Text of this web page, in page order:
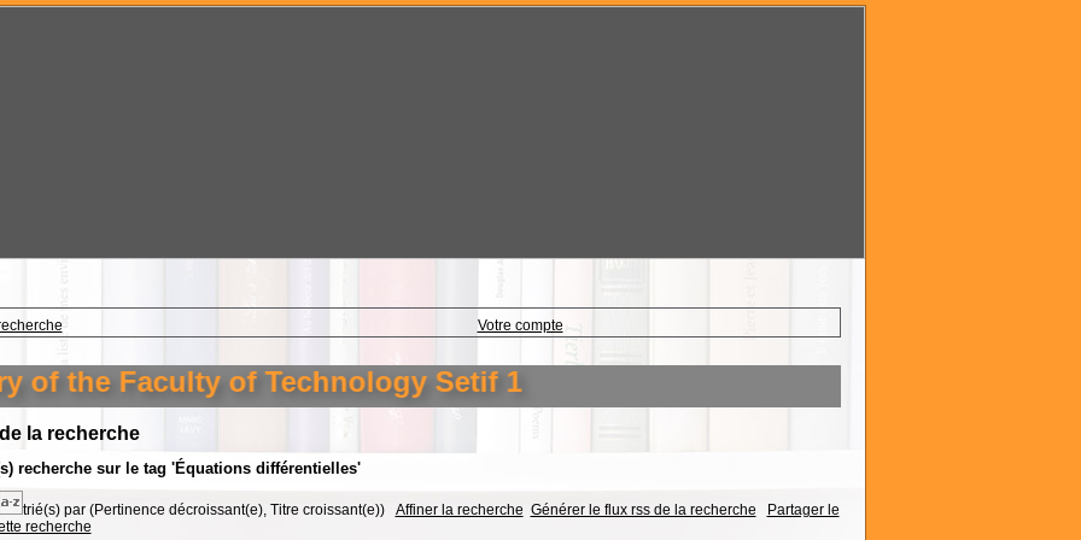
Votre compte
Faculty of Technology Setif 1
la recherche
recherche sur le tag 'Équations différentielles'
trié(s) par (Pertinence décroissant(e), Titre croissant(e)) Affiner la recherche Générer le flux rss de la recherche
Partager le
recherche